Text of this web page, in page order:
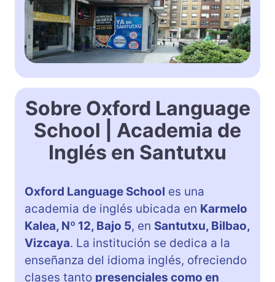
Sobre Oxford Language
School | Academia de
Inglés en Santutxu
Oxford Language School es una
academia de inglés ubicada en Karmelo
Kalea, Nº 12, Bajo 5, en Santutxu, Bilbao,
Vizcaya. La institución se dedica a la
enseñanza del idioma inglés, ofreciendo
clases tanto presenciales como en